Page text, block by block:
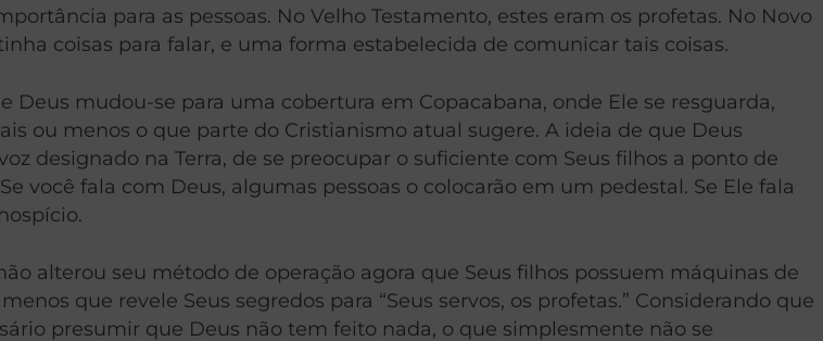
para as pessoas. No Velho Testamento, estes eram os profetas. No Novo
coisas para falar, e uma forma estabelecida de comunicar tais coisas.
Deus mudou-se para uma cobertura em Copacabana, onde Ele se resguarda,
ou menos o que parte do Cristianismo atual sugere. A ideia de que Deus
designado na Terra, de se preocupar o suficiente com Seus filhos a ponto de
você fala com Deus, algumas pessoas o colocarão em um pedestal. Se Ele fala
alterou seu método de operação agora que Seus filhos possuem máquinas de
que revele Seus segredos para “Seus servos, os profetas.” Considerando que
presumir que Deus não tem feito nada, o que simplesmente não se